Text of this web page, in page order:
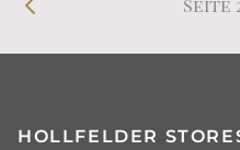
HOLLFELDER